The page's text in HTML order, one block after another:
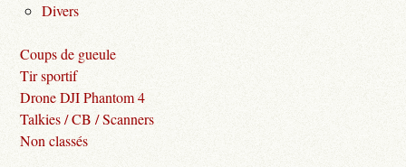
Divers
Coups de gueule
Tir sportif
Drone DJI Phantom 4
Talkies / CB / Scanners
Non classés